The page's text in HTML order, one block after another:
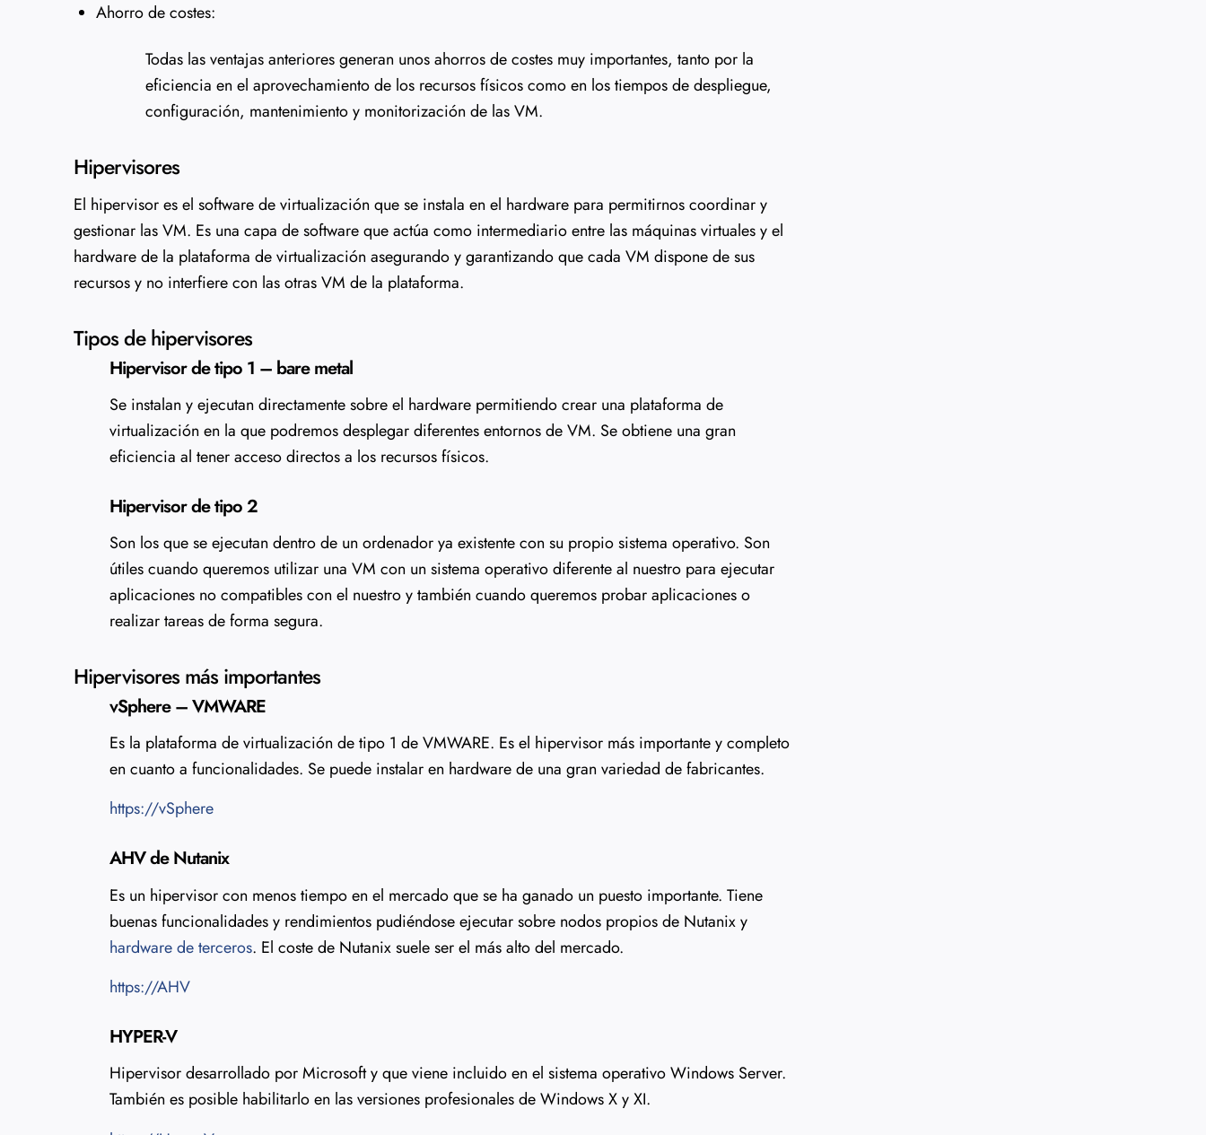
Ahorro de costes:
Todas las ventajas anteriores generan unos ahorros de costes muy importantes, tanto por la
eficiencia en el aprovechamiento de los recursos físicos como en los tiempos de despliegue,
configuración, mantenimiento y monitorización de las VM.
Hipervisores
El hipervisor es el software de virtualización que se instala en el hardware para permitirnos coordinar y
gestionar las VM. Es una capa de software que actúa como intermediario entre las máquinas virtuales y el
hardware de la plataforma de virtualización asegurando y garantizando que cada VM dispone de sus
recursos y no interfiere con las otras VM de la plataforma.
Tipos de hipervisores
Hipervisor de tipo 1 – bare metal
Se instalan y ejecutan directamente sobre el hardware permitiendo crear una plataforma de
virtualización en la que podremos desplegar diferentes entornos de VM. Se obtiene una gran
eficiencia al tener acceso directos a los recursos físicos.
Hipervisor de tipo 2
Son los que se ejecutan dentro de un ordenador ya existente con su propio sistema operativo. Son
útiles cuando queremos utilizar una VM con un sistema operativo diferente al nuestro para ejecutar
aplicaciones no compatibles con el nuestro y también cuando queremos probar aplicaciones o
realizar tareas de forma segura.
Hipervisores más importantes
vSphere – VMWARE
Es la plataforma de virtualización de tipo 1 de VMWARE. Es el hipervisor más importante y completo
en cuanto a funcionalidades. Se puede instalar en hardware de una gran variedad de fabricantes.
https://vSphere
AHV de Nutanix
Es un hipervisor con menos tiempo en el mercado que se ha ganado un puesto importante. Tiene
buenas funcionalidades y rendimientos pudiéndose ejecutar sobre nodos propios de Nutanix y
hardware de terceros. El coste de Nutanix suele ser el más alto del mercado.
https://AHV
HYPER-V
Hipervisor desarrollado por Microsoft y que viene incluido en el sistema operativo Windows Server.
También es posible habilitarlo en las versiones profesionales de Windows X y XI.